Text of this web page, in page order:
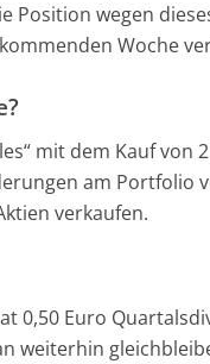
Position wegen
Woche
mit dem Kauf von
am Portfolio
verkaufen.
0,50 Euro
weiterhin